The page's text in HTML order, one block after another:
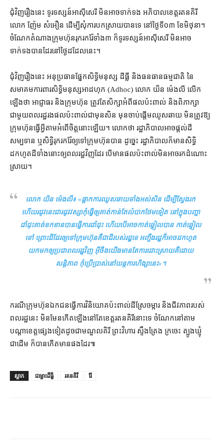
ជុំវិញ​រឿង​នេះ ទូរទស្សន៍​អាស៊ីសេរី មិនអាច​ទាក់ទង អភិបាលខេត្ត​រតនគិរី
លោក ញ៉ែម សំអឿន ដើម្បី​សុំ​ការ​បកស្រាយ​បានទេ នៅ​ថ្ងៃទី​០៣ ខែមិថុនា​។
ចំណែក​តំណាង​ក្រុមហ៊ុន​រុករក​រ៉ែ​ទាំង​៣ ក៏​ទូរទស្សន៍​អាស៊ីសេរី មិនអាច​
ទាក់ទង​បាន​ដែរ​នៅ​ថ្ងៃ​ដដែល​នេះ។
ជុំវិញ​រឿង​នេះ អនុប្រធាន​ផ្នែក​សិទ្ធិមនុស្ស ដីធ្លី និង​ធនធានធម្មជាតិ នៃ​
សមាគម​ការពារ​សិទ្ធិមនុស្ស​អាដហុក (Adhoc) លោក យិន ម៉េងលី លើក
ឡើង​ថា អាជ្ញាធរ និង​ក្រុមហ៊ុន ត្រូវតែ​សិក្សា​អំពី​ផល​ប៉ះពាល់ និង​ពិភាក្សា​
ជាមួយ​ពលរដ្ឋ​រង​ផល​ប៉ះពាល់​ជាមុនសិន មុន​ចាប់ផ្ដើម​ឈូស​ឆាយ មិន​ត្រូវ​ឱ្យ​
ក្រុមហ៊ុន​ធ្វើ​អ្វី​តាម​អំពើ​ចិត្ត​នោះ​ឡើយ។ លោក​ថា រដ្ឋាភិបាល​អាច​ផ្ដល់​ដី​
សម្បទាន ឬ​សិទ្ធិ​រុករក​រ៉ែ​ឲ្យ​ទៅ​ក្រុមហ៊ុន​បាន ដូច្នេះ រដ្ឋាភិបាល​ក៏​មាន​សិទ្ធិ​
ដកហូត​ដី​ទាំងនោះ​ឲ្យ​ពលរដ្ឋ​វិញ​ដែរ បើ​មាន​ផល​ប៉ះពាល់​មិនអាច​រក​ដំណោះ
ស្រាយ។
លោក យិន ម៉េងលី៖ «ផ្អាក​ការ​ឈូសឆាយ​ទាំងអស់​សិន ដើម្បី​ស្វែងរក
ហើយ​រដូវ​នេះ​ជា​រដូវវស្សា​កុំ​ធ្វើ​ឲ្យ​គាត់​កាន់តែ​លំបាក​ថែមទៀត នៅក្នុង​បញ្ហា​
ដាំ​ដុះ​គាត់​ខកខាន​បាន​ធ្វើ​ការ​ដាំដុះ ហើយ​បើ​អាច​កាត់​ឆ្វៀល​បាន កាត់​ឆ្វៀល​
ទៅ ព្រោះ​ដី​ដែរ​ឲ្យ​ទៅ​ក្រុមហ៊ុន​គឺជា​ដី​របស់​រដ្ឋ​ទេ អញ្ចឹង​រដ្ឋ​ក៏​អាច​ដកហូត​
យក​មក​ឲ្យ​ប្រជាពលរដ្ឋ​វិញ អ៊ីចឹង​យើង​មានតែ​ការ​ដោះស្រាយ​គឺ​ដោយ​
សន្តិភាព កុំ​ប្រើប្រាស់​នៅ​យន្តការ​ហិង្សា​នេះ»។
ករណី​ក្រុមហ៊ុន​ឯកជន​ធ្វើការ​វិនិយោគ​ប៉ះពាល់​ដីស្រែ​ចម្ការ និង​ជីវភាព​របស់​
ពលរដ្ឋ​នេះ មិនមែន​កើតឡើង​នៅតែ​ខេត្តរតនគិរី​នោះ​ទេ ចំណែក​នៅ​តាម​
បណ្តា​ខេត្ត​ផ្សេងទៀត​ដូចជា​មណ្ឌលគិរី ព្រះវិហារ ស្ទឹងត្រែង ក្រចេះ ត្បូងឃ្មុំ
ជាដើម ក៏បាន​កើតមាន​ផង​ដែរ៕
ស្លាក ជម្លោះដីធ្លី រតនគិរី រ៉ែ